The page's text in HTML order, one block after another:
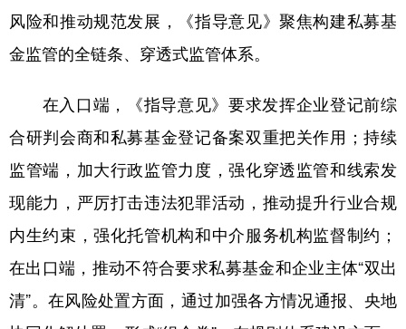
风险和推动规范发展，《指导意见》聚焦构建私募基
金监管的全链条、穿透式监管体系。
在入口端，《指导意见》要求发挥企业登记前综
合研判会商和私募基金登记备案双重把关作用；持续
监管端，加大行政监管力度，强化穿透监管和线索发
现能力，严厉打击违法犯罪活动，推动提升行业合规
内生约束，强化托管机构和中介服务机构监督制约；
在出口端，推动不符合要求私募基金和企业主体“双出
清”。在风险处置方面，通过加强各方情况通报、央地